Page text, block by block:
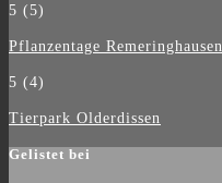
5 (5)
Pflanzentage Remeringhausen
5 (4)
Tierpark Olderdissen
Gelistet bei